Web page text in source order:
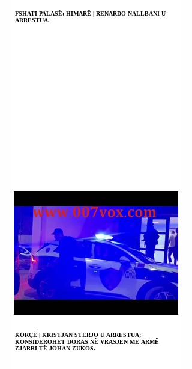
FSHATI PALASË; HIMARË | RENARDO NALLBANI U
ARRESTUA.
KORÇË | KRISTJAN STERJO U ARRESTUA;
KONSIDEROHET DORAS NË VRASJEN ME ARMË
ZJARRI TË JOHAN ZUKOS.